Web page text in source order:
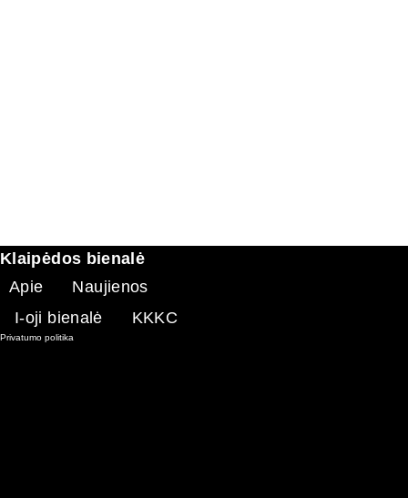
Klaipėdos bienalė
Apie
Naujienos
I-oji bienalė
KKKC
Privatumo politika